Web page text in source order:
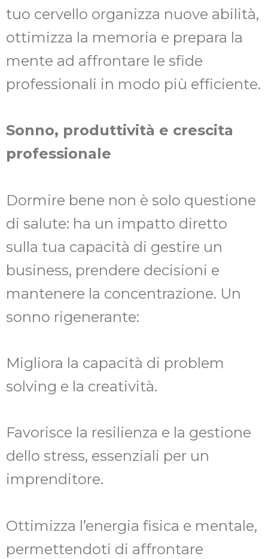
tuo cervello organizza nuove abilità,
ottimizza la memoria e prepara la
mente ad affrontare le sfide
professionali in modo più efficiente.
Sonno, produttività e crescita
professionale
Dormire bene non è solo questione
di salute: ha un impatto diretto
sulla tua capacità di gestire un
business, prendere decisioni e
mantenere la concentrazione. Un
sonno rigenerante:
Migliora la capacità di problem
solving e la creatività.
Favorisce la resilienza e la gestione
dello stress, essenziali per un
imprenditore.
Ottimizza l’energia fisica e mentale,
permettendoti di affrontare